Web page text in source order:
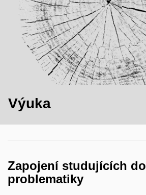
Výuka
Zapojení studujících do
problematiky